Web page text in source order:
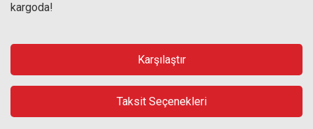
kargoda!
Karşılaştır
Taksit Seçenekleri